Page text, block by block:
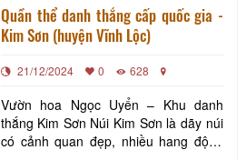
Anh, xưa thuộc xã Thiên Vực, huyện
Vĩnh Phúc, nay thuộc xã Ninh Khang,
huyện Vĩnh Lộc. Nơi đây nổi tiếng là
sắc tựa thiên bồn
Quần thể danh thắng cấp quốc gia -
Kim Sơn (huyện Vĩnh Lộc)
21/12/2024 0 628
Vườn hoa Ngọc Uyển – Khu danh
thắng Kim Sơn Núi Kim Sơn là dãy núi
có cảnh quan đẹp, nhiều hang động